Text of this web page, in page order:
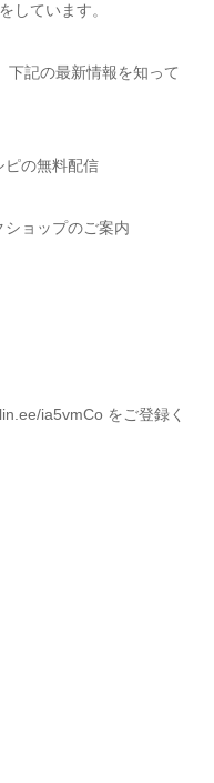
しています。
下記の最新情報を知って
ピの無料配信
ショップのご案内
ia5vmCo をご登録く